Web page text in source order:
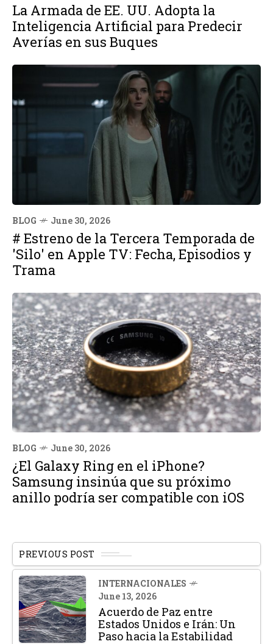
La Armada de EE. UU. Adopta la
Inteligencia Artificial para Predecir
Averías en sus Buques
BLOG June 30, 2026
# Estreno de la Tercera Temporada de
'Silo' en Apple TV: Fecha, Episodios y
Trama
BLOG June 30, 2026
¿El Galaxy Ring en el iPhone?
Samsung insinúa que su próximo
anillo podría ser compatible con iOS
PREVIOUS POST
INTERNACIONALES
June 13, 2026
Acuerdo de Paz entre
Estados Unidos e Irán: Un
Paso hacia la Estabilidad